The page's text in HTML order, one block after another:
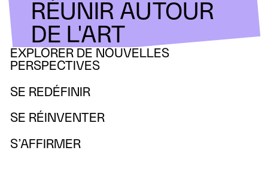
RÉUNIR AUTOUR
DE L'ART
EXPLORER DE NOUVELLES
PERSPECTIVES
SE REDÉFINIR
SE RÉINVENTER
S’AFFIRMER